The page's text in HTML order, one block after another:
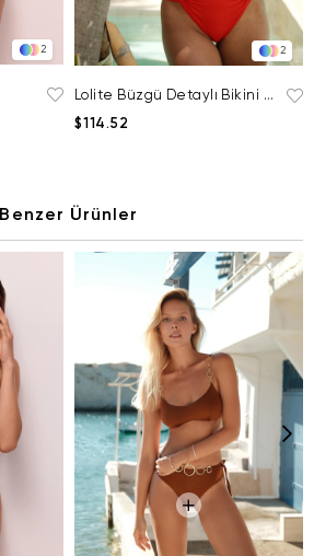
2 2
Lolite Büzgü Detaylı Bikini Altı
$114.52
Benzer Ürünler